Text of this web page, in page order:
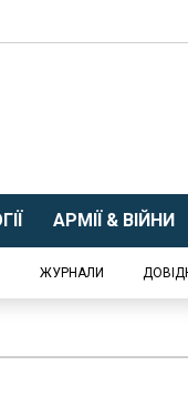
АРМІЇ & ВІЙНИ
ЖУРНАЛИ